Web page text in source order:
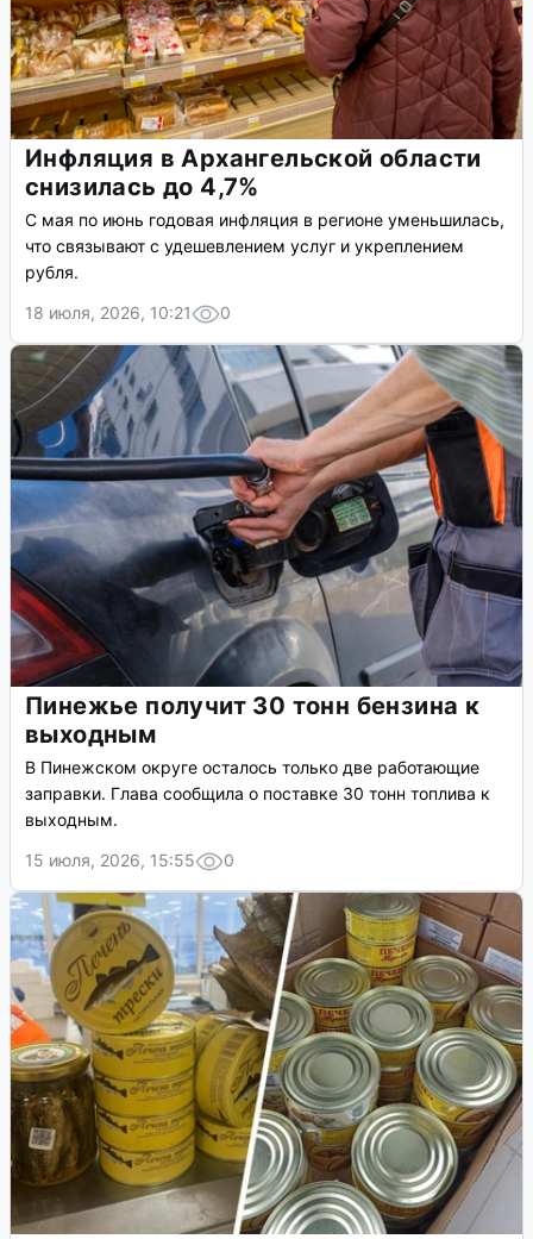
Инфляция в Архангельской области
снизилась до 4,7%
С мая по июнь годовая инфляция в регионе уменьшилась,
что связывают с удешевлением услуг и укреплением
рубля.
18 июля, 2026, 10:21
0
Пинежье получит 30 тонн бензина к
выходным
В Пинежском округе осталось только две работающие
заправки. Глава сообщила о поставке 30 тонн топлива к
выходным.
15 июля, 2026, 15:55
0